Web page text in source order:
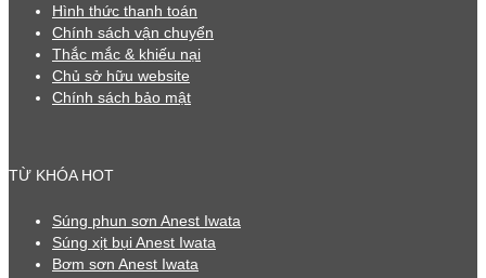
Hình thức thanh toán
Chính sách vận chuyển
Thắc mắc & khiếu nại
Chủ sở hữu website
Chính sách bảo mật
TỪ KHÓA HOT
Súng phun sơn Anest Iwata
Súng xịt bụi Anest Iwata
Bơm sơn Anest Iwata